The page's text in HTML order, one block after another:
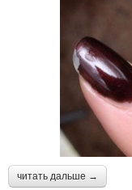
читать дальше →